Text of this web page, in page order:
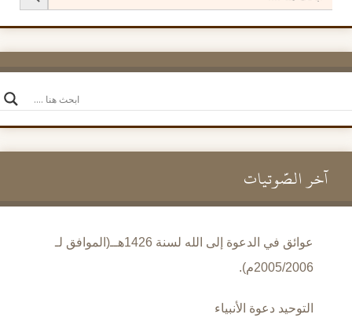
آخر الصَّوتيات
عوائق في الدعوة إلى الله لسنة 1426هــ(الموافق لـ
2005/2006م).
التوحيد دعوة الأنبياء